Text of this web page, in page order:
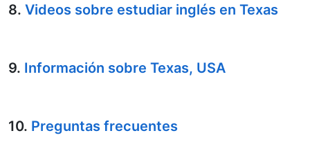
8. Videos sobre estudiar inglés en Texas
9. Información sobre Texas, USA
10. Preguntas frecuentes